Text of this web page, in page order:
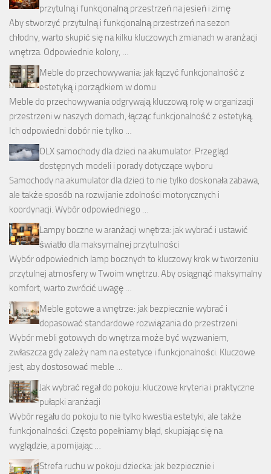
przytulną i funkcjonalną przestrzeń na jesień i zimę
Aby stworzyć przytulną i funkcjonalną przestrzeń na sezon
chłodny, warto skupić się na kilku kluczowych zmianach w aranżacji
wnętrza. Odpowiednie kolory, …
Meble do przechowywania: jak łączyć funkcjonalność z
estetyką i porządkiem w domu
Meble do przechowywania odgrywają kluczową rolę w organizacji
przestrzeni w naszych domach, łącząc funkcjonalność z estetyką.
Ich odpowiedni dobór nie tylko …
OLX samochody dla dzieci na akumulator: Przegląd
dostępnych modeli i porady dotyczące wyboru
Samochody na akumulator dla dzieci to nie tylko doskonała zabawa,
ale także sposób na rozwijanie zdolności motorycznych i
koordynacji. Wybór odpowiedniego …
Lampy boczne w aranżacji wnętrza: jak wybrać i ustawić
światło dla maksymalnej przytulności
Wybór odpowiednich lamp bocznych to kluczowy krok w tworzeniu
przytulnej atmosfery w Twoim wnętrzu. Aby osiągnąć maksymalny
komfort, warto zwrócić uwagę …
Meble gotowe a wnętrze: jak bezpiecznie wybrać i
dopasować standardowe rozwiązania do przestrzeni
Wybór mebli gotowych do wnętrza może być wyzwaniem,
zwłaszcza gdy zależy nam na estetyce i funkcjonalności. Kluczowe
jest, aby dostosować meble …
Jak wybrać regał do pokoju: kluczowe kryteria i praktyczne
pułapki aranżacji
Wybór regału do pokoju to nie tylko kwestia estetyki, ale także
funkcjonalności. Często popełniamy błąd, skupiając się na
wyglądzie, a pomijając …
Strefa ruchu w pokoju dziecka: jak bezpiecznie i